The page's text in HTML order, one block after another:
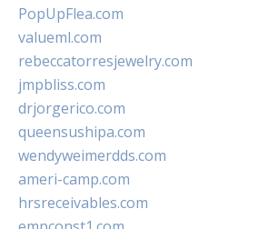
PopUpFlea.com
valueml.com
rebeccatorresjewelry.com
jmpbliss.com
drjorgerico.com
queensushipa.com
wendyweimerdds.com
ameri-camp.com
hrsreceivables.com